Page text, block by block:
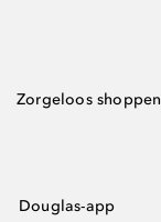
Zorgeloos shoppen
Douglas-app